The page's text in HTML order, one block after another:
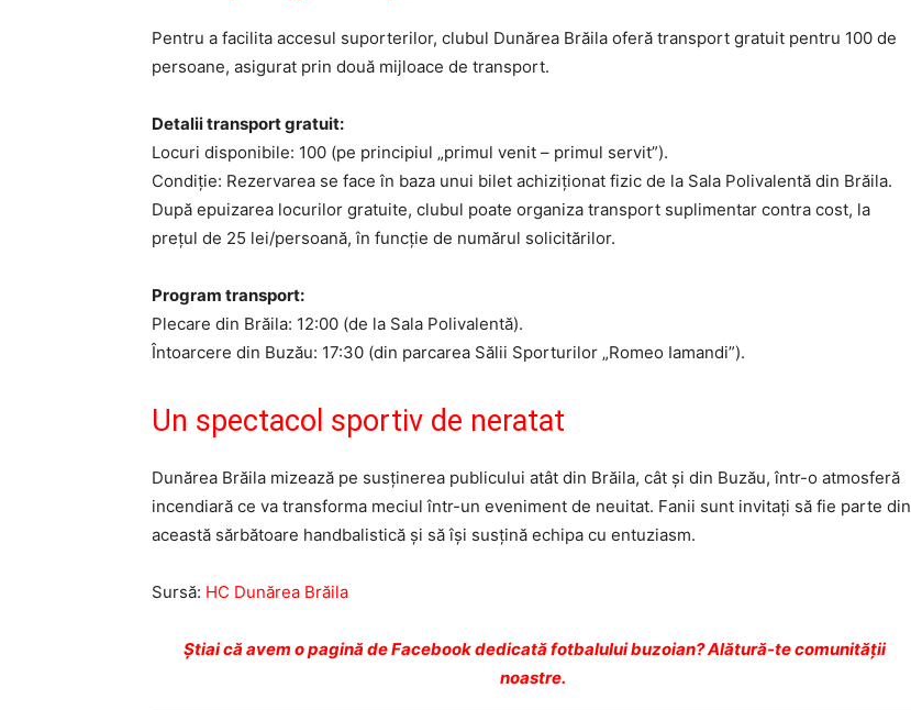
Pentru a facilita accesul suporterilor, clubul Dunărea Brăila oferă transport gratuit pentru 100 de
persoane, asigurat prin două mijloace de transport.
Detalii transport gratuit:
Locuri disponibile: 100 (pe principiul „primul venit – primul servit”).
Condiție: Rezervarea se face în baza unui bilet achiziționat fizic de la Sala Polivalentă din Brăila.
După epuizarea locurilor gratuite, clubul poate organiza transport suplimentar contra cost, la
prețul de 25 lei/persoană, în funcție de numărul solicitărilor.
Program transport:
Plecare din Brăila: 12:00 (de la Sala Polivalentă).
Întoarcere din Buzău: 17:30 (din parcarea Sălii Sporturilor „Romeo Iamandi”).
Un spectacol sportiv de neratat
Dunărea Brăila mizează pe susținerea publicului atât din Brăila, cât și din Buzău, într-o atmosferă
incendiară ce va transforma meciul într-un eveniment de neuitat. Fanii sunt invitați să fie parte din
această sărbătoare handbalistică și să își susțină echipa cu entuziasm.
Sursă: HC Dunărea Brăila
Ştiai că avem o pagină de Facebook dedicată fotbalului buzoian? Alătură-te comunității
noastre.